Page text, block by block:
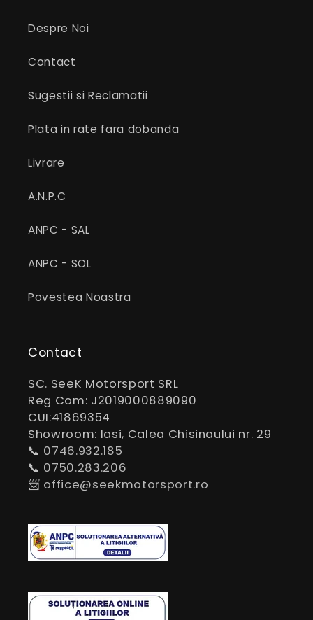
Despre Noi
Contact
Sugestii si Reclamatii
Plata in rate fara dobanda
Livrare
A.N.P.C
ANPC - SAL
ANPC - SOL
Povestea Noastra
Contact
SC. SeeK Motorsport SRL
Reg Com: J2019000889090
CUI:41869354
Showroom: Iasi, Calea Chisinaului nr. 29
📞 0746.932.185
📞 0750.283.206
📨 office@seekmotorsport.ro